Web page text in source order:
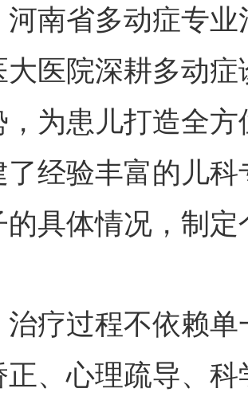
省多动症专业
大医院深耕多动
，为患儿打造全
了经验丰富的儿
具体情况，制定
过程不依赖单
正、心理疏导、科